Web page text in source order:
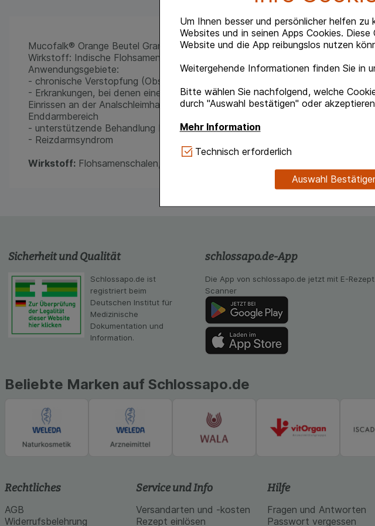
Um Ihnen besser und persönlicher helfen
Websites und in seinen Apps Cookies.
Website und die App reibungslos nutzen
Weitergehende Informationen finden Sie in
Bitte wählen Sie nachfolgend, welche
durch "Auswahl bestätigen" oder
Mehr Information
Technisch Notwendig:Hierbei handelt es
verzichtet werden kann.
gestalten, beispielsweise für die
Statistik & Tracking:Hierüber lassen sich
Inhalt auf unserer Website aber auch die
gestalten. Bitte beachten Sie, dass Daten
Medien übertragen werden.
Technisch erforderlich
Auswahl
Mucofalk® Orange Beutel Granulat
Wirkstoff: Indische Flohsamenschalen, gemahlen
Anwendungsgebiete:
- chronische Verstopfung (Obstipation)
- Erkrankungen, bei denen eine erleichterte Darmentleerung mit weichem Stuhl
Einrissen an der Analschleimhaut (Analfissuren), Hämorrhoiden, nach
Enddarmbereich
- unterstützende Behandlung bei Durchfällen unterschiedlicher Ursache
- Reizdarmsyndrom
Wirkstoff: Flohsamenschalen, indische
Sicherheit und Qualität
Schlossapo.de ist
registriert beim
Deutschen Institut für
Medizinische
Dokumentation und
Information.
schlossapo.de-App
Die App von schlossapo.de jetzt mit E-
Scanner
Beliebte Marken auf Schlossapo.de
Rechtliches
AGB
Widerrufsbelehrung
Service und Info
Versandarten und -kosten
Rezept einlösen
Hilfe
Fragen und Antworten
Passwort vergessen